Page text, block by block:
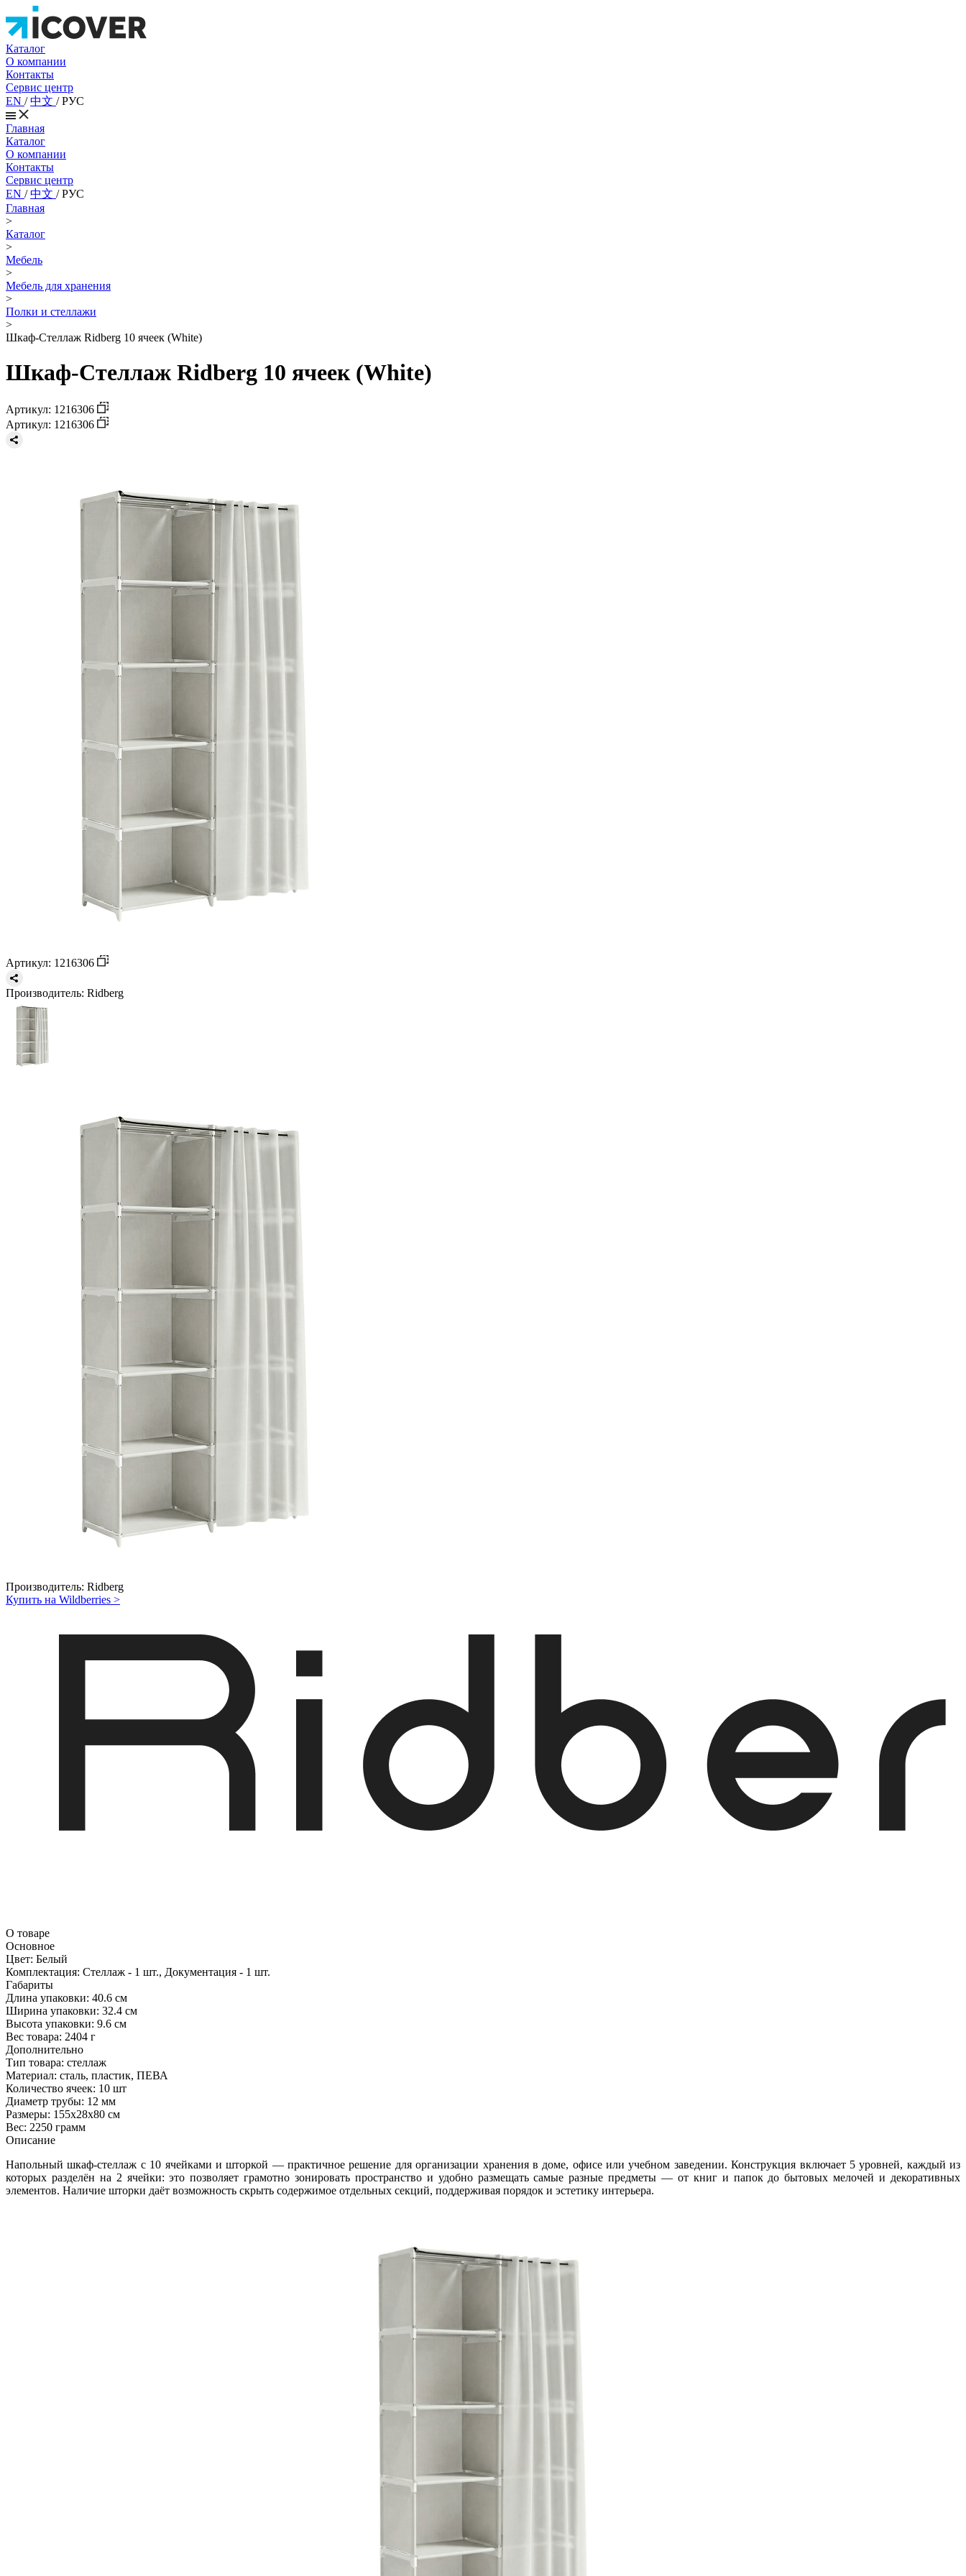
Каталог
О компании
Контакты
Сервис центр
EN /中文 /РУС
Главная
Каталог
О компании
Контакты
Сервис центр
EN /中文 /РУС
Главная
>
Каталог
>
Мебель
>
Мебель для хранения
>
Полки и стеллажи
>
Шкаф-Стеллаж Ridberg 10 ячеек (White)
Шкаф-Стеллаж Ridberg 10 ячеек (White)
Артикул: 1216306
Артикул: 1216306
Артикул: 1216306
Производитель: Ridberg
Производитель: Ridberg
Купить на Wildberries >
О товаре
Основное
Цвет: Белый
Комплектация: Стеллаж - 1 шт., Документация - 1 шт.
Габариты
Длина упаковки: 40.6 см
Ширина упаковки: 32.4 см
Высота упаковки: 9.6 см
Вес товара: 2404 г
Дополнительно
Тип товара: стеллаж
Материал: сталь, пластик, ПЕВА
Количество ячеек: 10 шт
Диаметр трубы: 12 мм
Размеры: 155x28x80 см
Вес: 2250 грамм
Описание
Напольный шкаф‑стеллаж с 10 ячейками и шторкой — практичное решение для организации хранения в доме, офисе или учебном заведении. Конструкция включает 5 уровней, каждый из
которых разделён на 2 ячейки: это позволяет грамотно зонировать пространство и удобно размещать самые разные предметы — от книг и папок до бытовых мелочей и декоративных
элементов. Наличие шторки даёт возможность скрыть содержимое отдельных секций, поддерживая порядок и эстетику интерьера.